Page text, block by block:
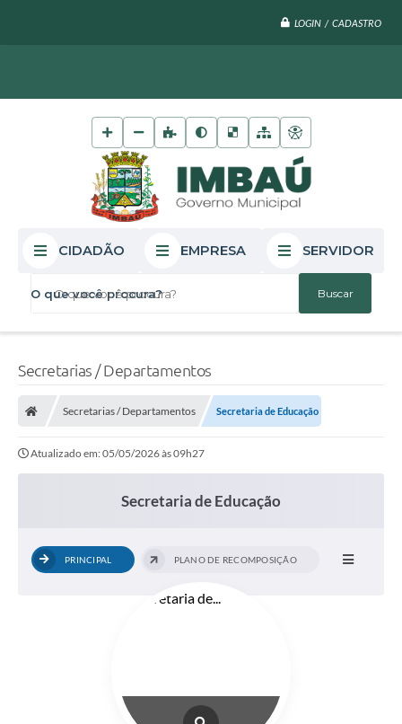
LOGIN / CADASTRO
O que você procura?
CIDADÃO EMPRESA SERVIDOR
Secretarias / Departamentos
Secretarias / Departamentos Secretaria de Educação
Atualizado em: 05/05/2026 às 09h27
Secretaria de Educação
PRINCIPAL PLANO DE RECOMPOSIÇÃO